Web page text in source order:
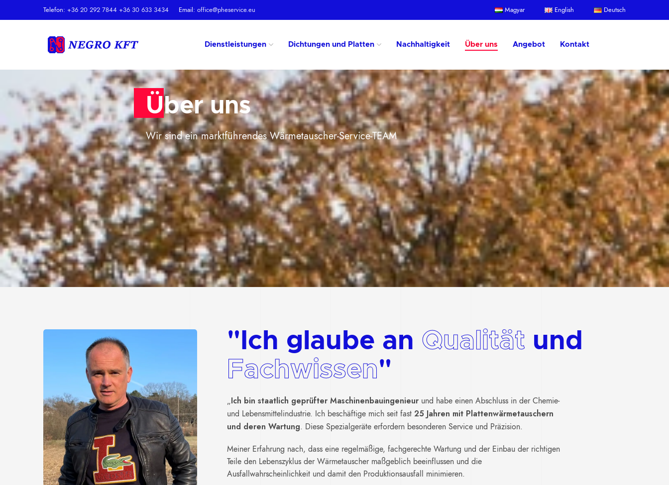
Telefon: +36 20 292 7844 +36 30 633 3434 Email: office@pheservice.eu Magyar English Deutsch
Dienstleistungen Dichtungen und Platten Nachhaltigkeit Über uns Angebot Kontakt
Über uns
Wir sind ein marktführendes Wärmetauscher-Service-TEAM
"Ich glaube an Qualität und
Fachwissen"
„Ich bin staatlich geprüfter Maschinenbauingenieur und habe einen Abschluss in der Chemie-
und Lebensmittelindustrie. Ich beschäftige mich seit fast 25 Jahren mit Plattenwärmetauschern
und deren Wartung. Diese Spezialgeräte erfordern besonderen Service und Präzision.
Meiner Erfahrung nach, dass eine regelmäßige, fachgerechte Wartung und der Einbau der richtigen
Teile den Lebenszyklus der Wärmetauscher maßgeblich beeinflussen und die
Ausfallwahrscheinlichkeit und damit den Produktionsausfall minimieren.